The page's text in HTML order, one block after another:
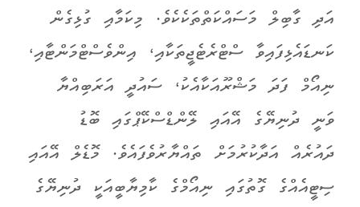
އަދި ގާބިލް މަސައްކަތްތަކެކެވެ. މިކަމާއި ގުޅިގެން
ކަނޑައެޅިފައިވާ ސްޓްރެޓެޖީތަކާއި، އިންވެސްޓްމަންޓާއި،
ނިއޯމް ފަދަ މަޝްރޫއަކާއެކު، ސައުދީ އަރަބިއްޔާ
ވަނީ ދުނިޔޭގެ އޭއައި ލޭންޑްސްކޭޕްގައި ބޮޑު
ދައުރެއް އަދާކުރުމަށް ތައްޔާރުވެފައެވެ. މޮޑެލް އޭއައި
ސިޓީއެއްގެ ގޮތުގައި ނިއޯމްގެ ކާމިޔާބީއަކީ ދުނިޔޭގެ